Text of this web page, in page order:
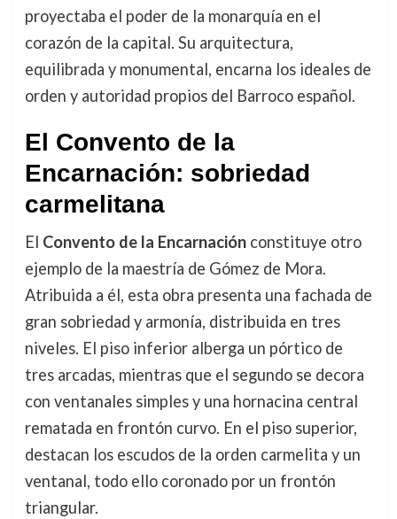
proyectaba el poder de la monarquía en el
corazón de la capital. Su arquitectura,
equilibrada y monumental, encarna los ideales de
orden y autoridad propios del Barroco español.
El Convento de la
Encarnación: sobriedad
carmelitana
El Convento de la Encarnaciónconstituye otro
ejemplo de la maestría de Gómez de Mora.
Atribuida a él, esta obra presenta una fachada de
gran sobriedad y armonía, distribuida en tres
niveles. El piso inferior alberga un pórtico de
tres arcadas, mientras que el segundo se decora
con ventanales simples y una hornacina central
rematada en frontón curvo. En el piso superior,
destacan los escudos de la orden carmelita y un
ventanal, todo ello coronado por un frontón
triangular.